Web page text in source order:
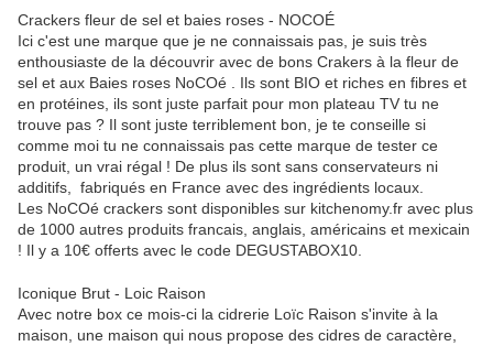
Crackers fleur de sel et baies roses - NOCOÉ
Ici c'est une marque que je ne connaissais pas, je suis très
enthousiaste de la découvrir avec de bons Crakers à la fleur de
sel et aux Baies roses NoCOé . Ils sont BIO et riches en fibres et
en protéines, ils sont juste parfait pour mon plateau TV tu ne
trouve pas ? Il sont juste terriblement bon, je te conseille si
comme moi tu ne connaissais pas cette marque de tester ce
produit, un vrai régal ! De plus ils sont sans conservateurs ni
additifs, fabriqués en France avec des ingrédients locaux.
Les NoCOé crackers sont disponibles sur kitchenomy.fr avec plus
de 1000 autres produits francais, anglais, américains et mexicain
! Il y a 10€ offerts avec le code DEGUSTABOX10.
Iconique Brut - Loic Raison
Avec notre box ce mois-ci la cidrerie Loïc Raison s'invite à la
maison, une maison qui nous propose des cidres de caractère,